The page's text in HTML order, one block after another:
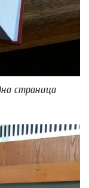
страница